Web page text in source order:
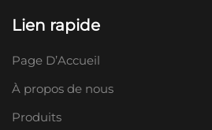
Lien rapide
Page D’Accueil
À propos de nous
Produits